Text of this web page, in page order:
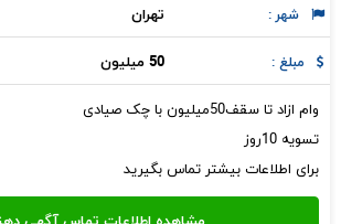
شهر : تهران
مبلغ : 50 میلیون
وام ازاد تا سقف50میلیون با چک صیادی
تسویه 10روز
برای اطلاعات بیشتر تماس بگیرید